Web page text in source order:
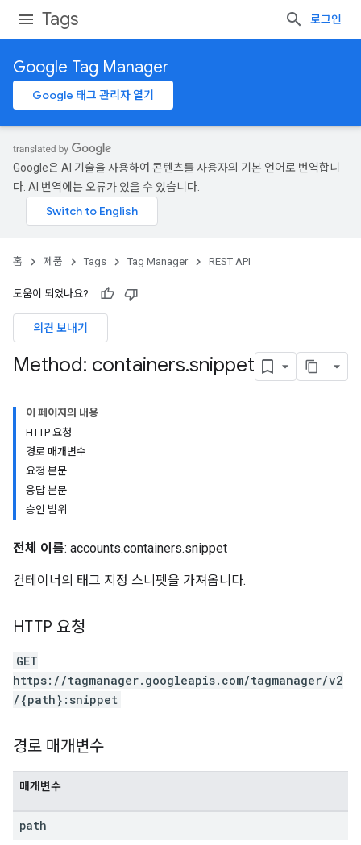
Tags 로그인
Google Tag Manager
Google 태그 관리자 열기
Google은 AI 기술을 사용하여 콘텐츠를 사용자의 기본 언어로 번역합니
다. AI 번역에는 오류가 있을 수 있습니다.
홈 제품 Tags Tag Manager REST API
도움이 되었나요?
의견 보내기
Method: containers.snippet
이 페이지의 내용
HTTP 요청
경로 매개변수
요청 본문
응답 본문
승인 범위
전체 이름: accounts.containers.snippet
컨테이너의 태그 지정 스니펫을 가져옵니다.
HTTP 요청
GET
https://tagmanager.googleapis.com/tagmanager/v2
/{path}:snippet
경로 매개변수
매개변수
path